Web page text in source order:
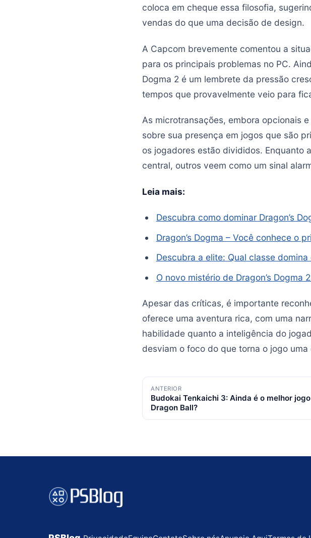
coloca em cheque essa filosofia,
vendas do que uma decisão de design.
A Capcom brevemente comentou a
para os principais problemas no PC.
Dogma 2 é um lembrete da pressão
tempos que provavelmente veio para
As microtransações, embora opcionais
sobre sua presença em jogos que são
os jogadores estão divididos. Enquanto
central, outros veem como um sinal
Leia mais:
Descubra como dominar Dragon’s
Dragon’s Dogma – Você conhece o
Descubra a elite: Qual classe domina
O novo mistério de Dragon’s Dogma
Apesar das críticas, é importante
oferece uma aventura rica, com uma
habilidade quanto a inteligência do
desviam o foco do que torna o jogo
Navegação
de
posts
ANTERIOR
Budokai Tenkaichi 3: Ainda é o melhor
Dragon Ball?